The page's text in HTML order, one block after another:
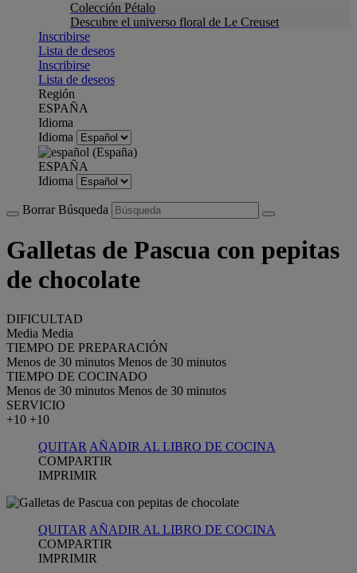
Colección Pétalo
Descubre el universo floral de Le Creuset
Inscribirse
Lista de deseos
Inscribirse
Lista de deseos
Región
ESPAÑA
Idioma
Idioma
ESPAÑA
Idioma
Borrar Búsqueda
Galletas de Pascua con pepitas
de chocolate
DIFICULTAD
Media Media
TIEMPO DE PREPARACIÓN
Menos de 30 minutos Menos de 30 minutos
TIEMPO DE COCINADO
Menos de 30 minutos Menos de 30 minutos
SERVICIO
+10 +10
QUITAR AÑADIR AL LIBRO DE COCINA
COMPARTIR
IMPRIMIR
QUITAR AÑADIR AL LIBRO DE COCINA
COMPARTIR
IMPRIMIR